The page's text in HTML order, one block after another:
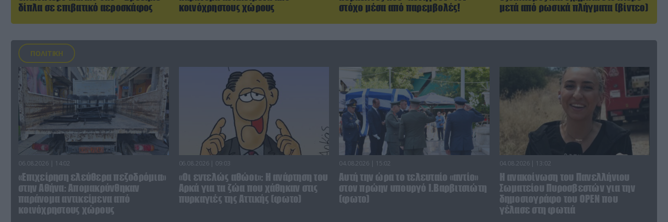
δίπλα σε επιβατικό αεροσκάφος
κοινόχρηστους χώρους
στόχο μέσα από παρεμβολές!
μετά από ρωσικά πλήγματα (βίντεο)
ΠΟΛΙΤΙΚΗ
06.08.2026 | 14:02
«Επιχείρηση ελεύθερα πεζοδρόμια»
στην Αθήνα: Απομακρύνθηκαν
παράνομα αντικείμενα από
κοινόχρηστους χώρους
06.08.2026 | 09:03
«Οι εντελώς αθώοι»: Η ανάρτηση του
Αρκά για τα ζώα που χάθηκαν στις
πυρκαγιές της Αττικής (φωτο)
04.08.2026 | 15:02
Αυτή την ώρα το τελευταίο «αντίο»
στον πρώην υπουργό Ι.Βαρβιτσιώτη
(φωτο)
04.08.2026 | 13:02
Η ανακοίνωση του Πανελλήνιου
Σωματείου Πυροσβεστών για την
δημοσιογράφο του OPEN που
γέλασε στη φωτιά